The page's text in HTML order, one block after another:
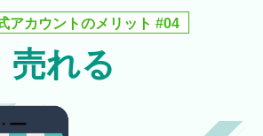
アカウントのメリット #04
売れる